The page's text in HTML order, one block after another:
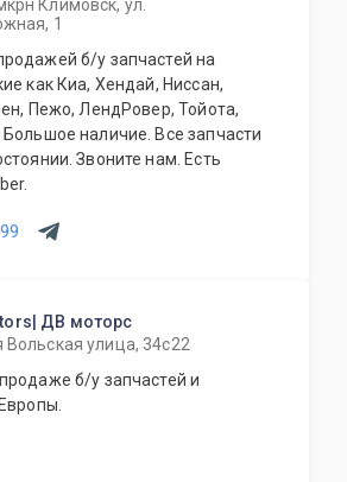
Климовск, ул.
1
б/у запчастей на
как Киа, Хендай, Ниссан,
Пежо, ЛендРовер, Тойота,
наличие. Все запчасти
Звоните нам. Есть
ДВ моторс
Вольская улица, 34с22
б/у запчастей и